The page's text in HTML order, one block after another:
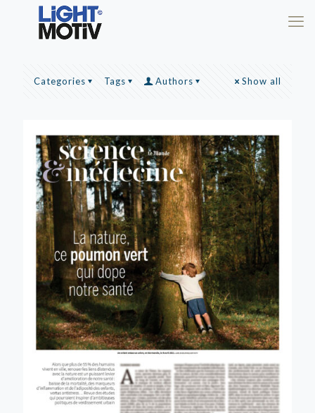
Categories Tags Authors Show all